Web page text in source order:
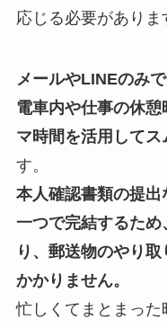
応じる必要がありま
メールやLINEのみ
電車内や仕事の休
マ時間を活用して
す。
本人確認書類の提
一つで完結するた
り、郵送物のやり
かかりません。
忙しくてまとまっ